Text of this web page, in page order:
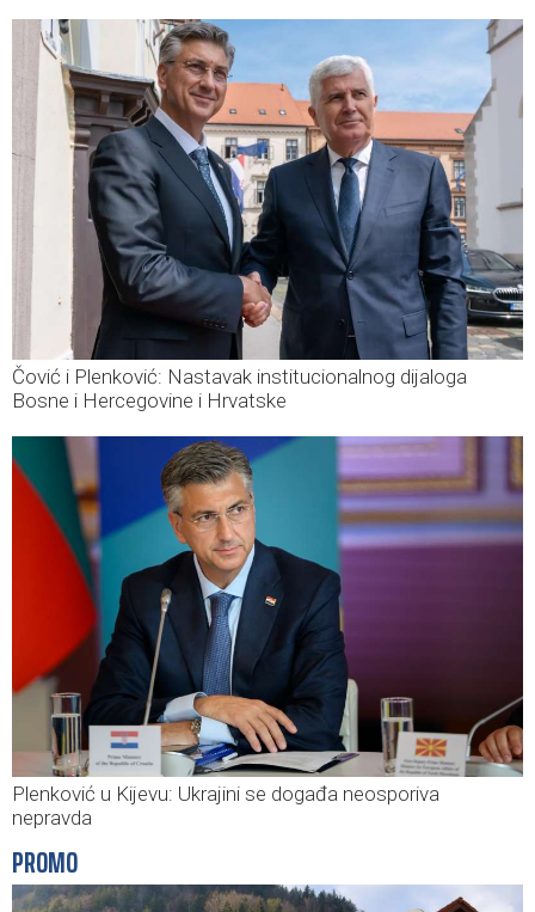
Čović i Plenković: Nastavak institucionalnog dijaloga
Bosne i Hercegovine i Hrvatske
Plenković u Kijevu: Ukrajini se događa neosporiva
nepravda
PROMO